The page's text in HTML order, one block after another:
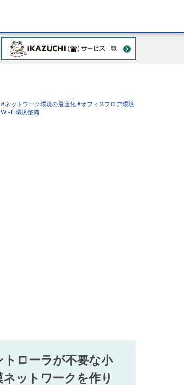
#ネットワーク環境の最適化 #オフィスフロア環境
Fi環境整備
トローラが不要な小
ネットワークを作り